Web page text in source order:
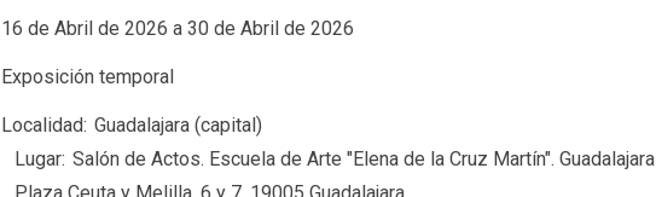
16 de Abril de 2026 a 30 de Abril de 2026
Exposición temporal
Localidad Guadalajara (capital)
Lugar Salón de Actos. Escuela de Arte "Elena de la Cruz Martín". Guadalajara